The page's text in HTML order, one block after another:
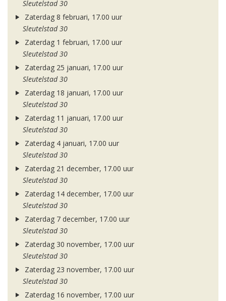
Sleutelstad 30
Zaterdag 8 februari, 17.00 uur
Sleutelstad 30
Zaterdag 1 februari, 17.00 uur
Sleutelstad 30
Zaterdag 25 januari, 17.00 uur
Sleutelstad 30
Zaterdag 18 januari, 17.00 uur
Sleutelstad 30
Zaterdag 11 januari, 17.00 uur
Sleutelstad 30
Zaterdag 4 januari, 17.00 uur
Sleutelstad 30
Zaterdag 21 december, 17.00 uur
Sleutelstad 30
Zaterdag 14 december, 17.00 uur
Sleutelstad 30
Zaterdag 7 december, 17.00 uur
Sleutelstad 30
Zaterdag 30 november, 17.00 uur
Sleutelstad 30
Zaterdag 23 november, 17.00 uur
Sleutelstad 30
Zaterdag 16 november, 17.00 uur